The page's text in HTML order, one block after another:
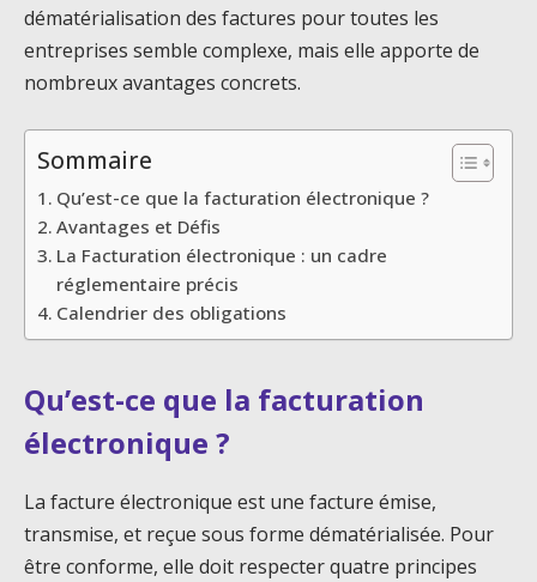
dématérialisation des factures pour toutes les
entreprises semble complexe, mais elle apporte de
nombreux avantages concrets.
Sommaire
Qu’est-ce que la facturation électronique ?
Avantages et Défis
La Facturation électronique : un cadre
réglementaire précis
Calendrier des obligations
Qu’est-ce que la facturation
électronique ?
La facture électronique est une facture émise,
transmise, et reçue sous forme dématérialisée. Pour
être conforme, elle doit respecter quatre principes